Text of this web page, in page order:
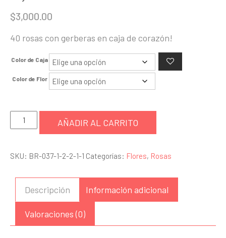
$3,000.00
40 rosas con gerberas en caja de corazón!
Color de Caja
Color de Flor
Caja
Corazon
AÑADIR AL CARRITO
SKU: BR-037-1-2-2-1-1 Categorías: Flores, Rosas
Descripción Información adicional
Valoraciones (0)